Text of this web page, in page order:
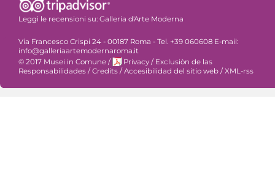
Leggi le recensioni su: Galleria d'Arte Moderna
Via Francesco Crispi 24 - 00187 Roma - Tel. +39 060608 E-mail:
info@galleriaartemodernaroma.it
© 2017 Musei in Comune / Privacy / Exclusiòn de las
Responsabilidades /Credits /Accesibilidad del sitio web /XML-rss